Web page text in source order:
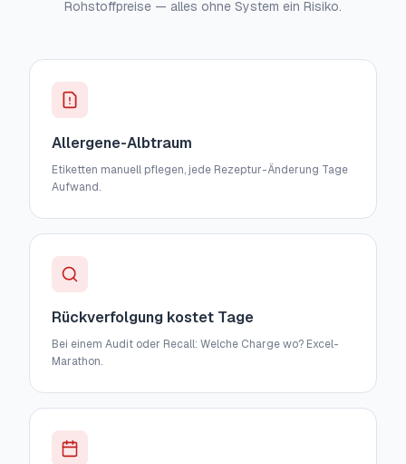
Rohstoffpreise — alles ohne System ein Risiko.
Allergene-Albtraum
Etiketten manuell pflegen, jede Rezeptur-Änderung Tage
Aufwand.
Rückverfolgung kostet Tage
Bei einem Audit oder Recall: Welche Charge wo? Excel-
Marathon.